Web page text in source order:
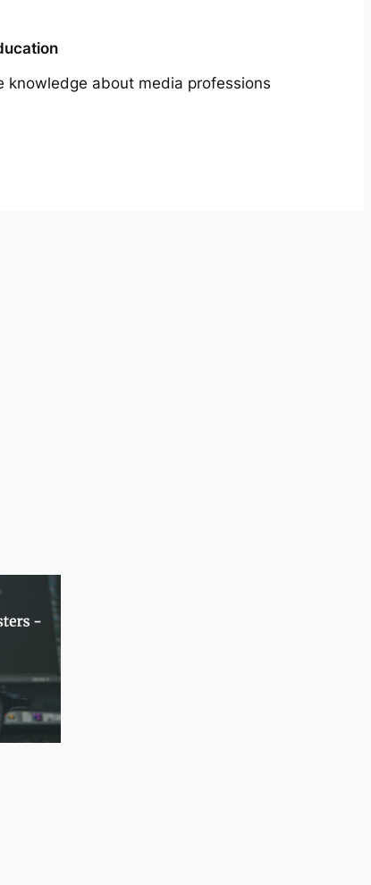
knowledge about media professions